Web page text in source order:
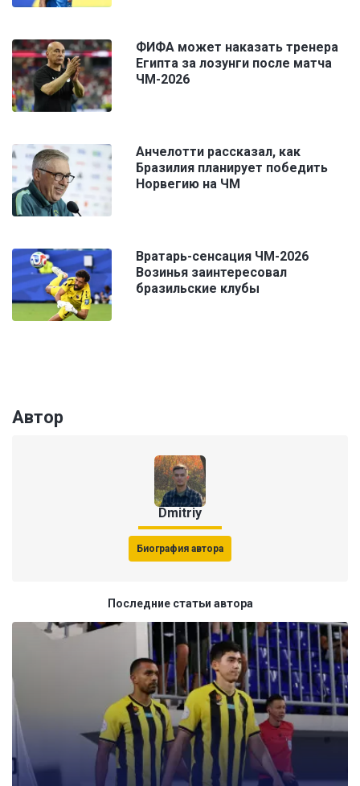
ФИФА может наказать тренера
Египта за лозунги после матча
ЧМ-2026
Анчелотти рассказал, как
Бразилия планирует победить
Норвегию на ЧМ
Вратарь-сенсация ЧМ-2026
Возинья заинтересовал
бразильские клубы
Автор
Dmitriy
Биография автора
Последние статьи автора